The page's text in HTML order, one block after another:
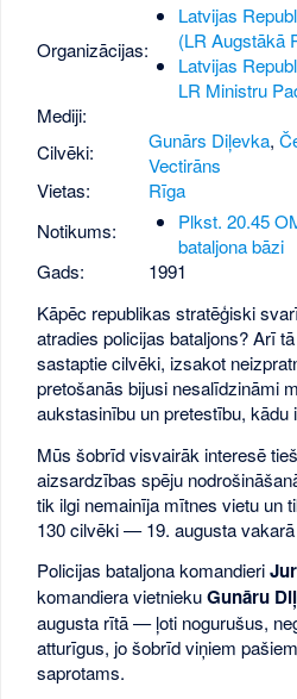
Organizācijas:
Latvijas
(LR Augstākā
Latvijas
LR Ministru
Mediji:
Cilvēki:
Gunārs Diļevka,
Vectirāns
Vietas:
Rīga
Notikums:
Plkst. 20.45
bataljona bāzi
Gads:
1991
Kāpēc republikas stratēģiski
atradies policijas bataljons? Arī
sastaptie cilvēki, izsakot
pretošanās bijusi nesalīdzināmi
aukstasinību un pretestību,
Mūs šobrīd visvairāk interesē
aizsardzības spēju
tik ilgi nemainīja mītnes vietu un
130 cilvēki — 19. augusta
Policijas bataljona komandieri
komandiera vietniekuGunāru
augusta rītā — ļoti nogurušus,
atturīgus, jo šobrīd viņiem
saprotams.